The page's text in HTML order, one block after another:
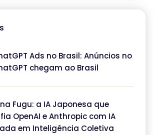
Ads no Brasil: Anúncios no
chegam ao Brasil
Fugu: a IA Japonesa que
OpenAI e Anthropic com IA
em Inteligência Coletiva